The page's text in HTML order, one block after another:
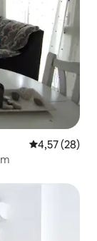
Средна
4,57 (28)